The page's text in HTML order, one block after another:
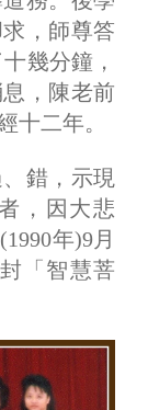
，師尊答
幾分鐘，
，陳老前
十二年。
錯，示現
，因大悲
年)9月
「智慧菩